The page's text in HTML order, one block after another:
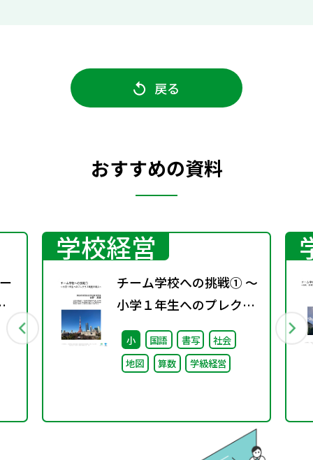
戻る
おすすめの資料
学校経営
チーム学校への挑戦① ～
小学１年生へのプレクラ
ス制度の導入～
小 国語 書写
社会
地図
算数 学級経営